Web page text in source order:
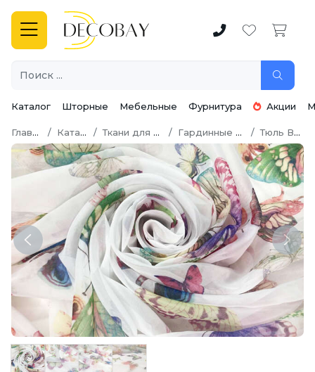
Каталог Шторные Мебельные Фурнитура Акции
Главная Каталог Ткани для штор Гардинные ткани Тюль Вуаль
Previous Next